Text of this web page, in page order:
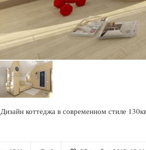
Дизайн коттеджа в современном стиле